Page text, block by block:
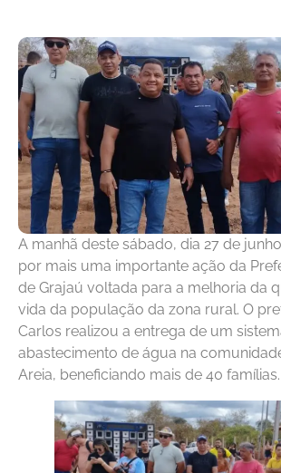
A manhã deste sábado, dia 27 de
por mais uma importante ação da
de Grajaú voltada para a melhoria da
vida da população da zona rural. O
Carlos realizou a entrega de um
abastecimento de água na
Areia, beneficiando mais de 40 famílias.